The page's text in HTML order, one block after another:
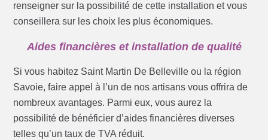
renseigner sur la possibilité de cette installation et vous
conseillera sur les choix les plus économiques.
Aides financières et installation de qualité
Si vous habitez Saint Martin De Belleville ou la région
Savoie, faire appel à l’un de nos artisans vous offrira de
nombreux avantages. Parmi eux, vous aurez la
possibilité de bénéficier d’aides financières diverses
telles qu’un taux de TVA réduit.